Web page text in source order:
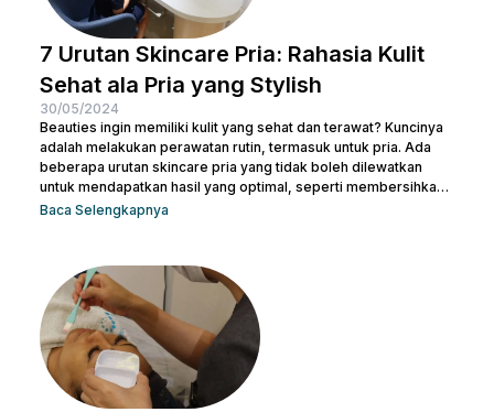
7 Urutan Skincare Pria: Rahasia Kulit
Sehat ala Pria yang Stylish
30/05/2024
Beauties ingin memiliki kulit yang sehat dan terawat? Kuncinya
adalah melakukan perawatan rutin, termasuk untuk pria. Ada
beberapa urutan skincare pria yang tidak boleh dilewatkan
untuk mendapatkan hasil yang optimal, seperti membersihkan
wajah dengan facial wash, menggunakan toner, dan langkah-
kulitmu. Melakukan perawatan kulit wajah menjadi hal yang
penting supaya kamu terhindar dari jerawat dan kulit tampak
lebih cerah. Apalagi...
Baca Selengkapnya